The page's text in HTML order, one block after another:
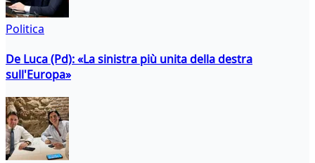
Politica
De Luca (Pd): «La sinistra più unita della destra
sull'Europa»